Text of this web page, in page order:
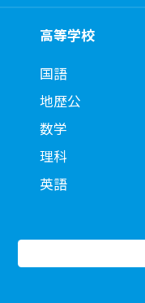
高等学校
国語
地歴公
数学
理科
英語